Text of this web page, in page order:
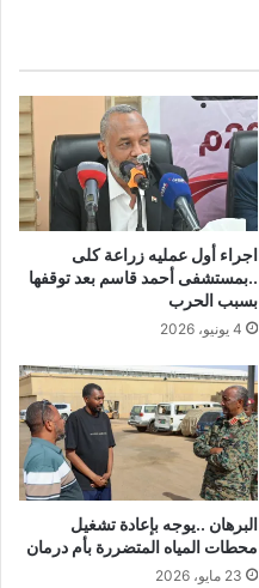
اجراء أول عمليه زراعة كلى
..بمستشفى أحمد قاسم بعد توقفها
بسبب الحرب
4 يونيو، 2026
البرهان ..يوجه بإعادة تشغيل
محطات المياه المتضررة بأم درمان
23 مايو، 2026